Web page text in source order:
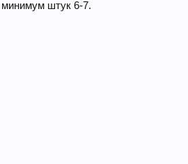
минимум штук 6-7.